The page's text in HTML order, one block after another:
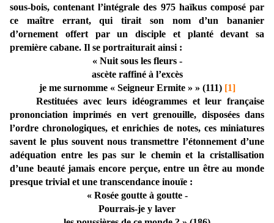
sous-bois, contenant l’intégrale des 975 haïkus composé par
ce maître errant, qui tirait son nom d’un bananier
d’ornement offert par un disciple et planté devant sa
première cabane. Il se portraiturait ainsi :
« Nuit sous les fleurs -
ascète raffiné à l’excès
je me surnomme « Seigneur Ermite » » (111) [1]
Restituées avec leurs idéogrammes et leur française
prononciation imprimés en vert grenouille, disposées dans
l’ordre chronologiques, et enrichies de notes, ces miniatures
savent le plus souvent nous transmettre l’étonnement d’une
adéquation entre les pas sur le chemin et la cristallisation
d’une beauté jamais encore perçue, entre un être au monde
presque trivial et une transcendance inouïe :
« Rosée goutte à goutte -
Pourrais-je y laver